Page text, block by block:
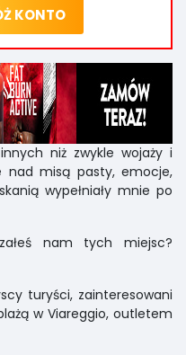
KONTO
niż zwykle wojaży i
nad misą pasty, emocje,
wypełniały mnie po
nam tych miejsc?
turyści, zainteresowani
w Viareggio, outletem